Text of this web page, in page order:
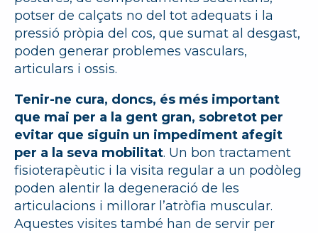
potser de calçats no del tot adequats i la
pressió pròpia del cos, que sumat al desgast,
poden generar problemes vasculars,
articulars i ossis.
Tenir-ne cura, doncs, és més important
que mai per a la gent gran, sobretot per
evitar que siguin un impediment afegit
per a la seva mobilitat. Un bon tractament
fisioterapèutic i la visita regular a un podòleg
poden alentir la degeneració de les
articulacions i millorar l’atròfia muscular.
Aquestes visites també han de servir per